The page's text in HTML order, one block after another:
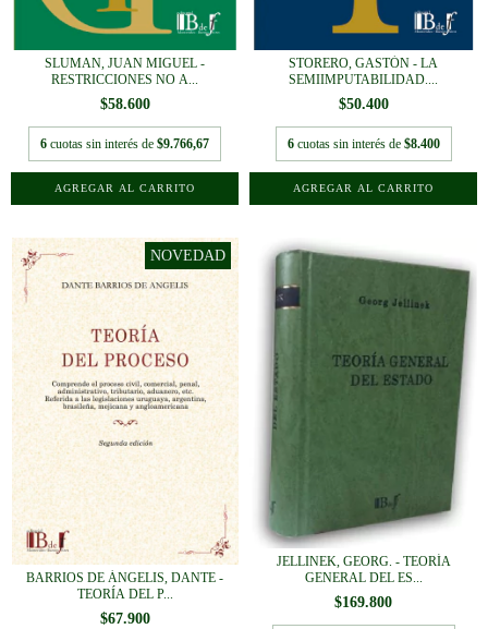
SLUMAN, JUAN MIGUEL -
RESTRICCIONES NO A...
$58.600
6 cuotas sin interés de $9.766,67
STORERO, GASTÓN - LA
SEMIIMPUTABILIDAD....
$50.400
6 cuotas sin interés de $8.400
BARRIOS DE ÁNGELIS, DANTE -
TEORÍA DEL P...
$67.900
JELLINEK, GEORG. - TEORÍA
GENERAL DEL ES...
$169.800